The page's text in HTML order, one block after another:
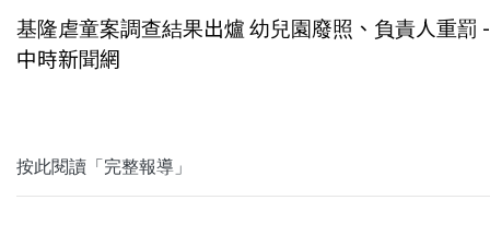
基隆虐童案調查結果出爐 幼兒園廢照、負責人重罰 -
中時新聞網
按此閱讀「完整報導」